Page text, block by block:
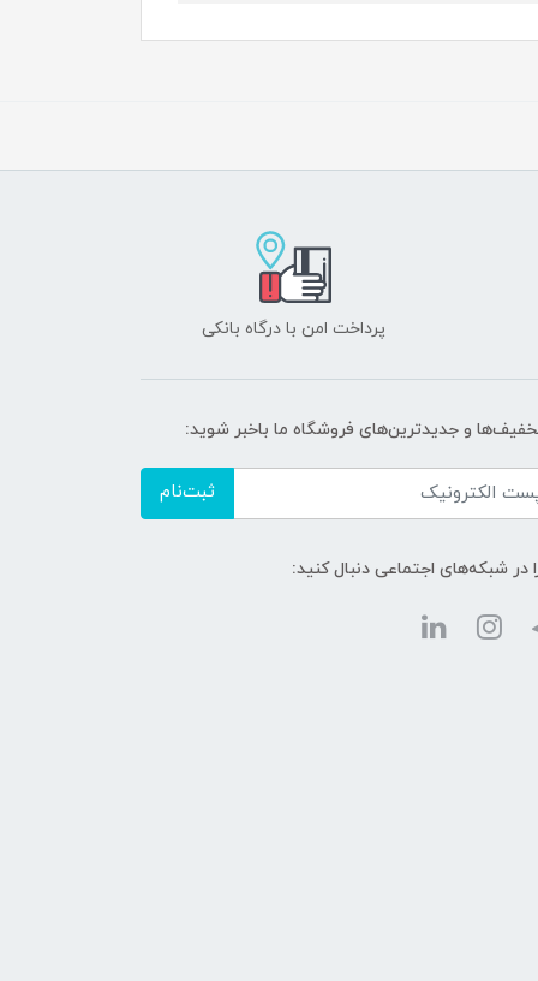
پرداخت امن با درگاه بانکی
و جدیدترین‌های فروشگاه ما باخبر شوید:
ثبت‌نام
در شبکه‌های اجتماعی دنبال کنید: